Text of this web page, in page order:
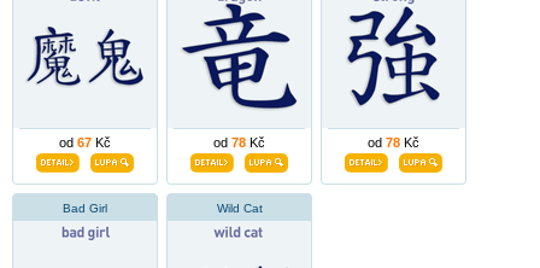
od 67 Kč od 78 Kč od 78 Kč
Bad Girl Wild Cat